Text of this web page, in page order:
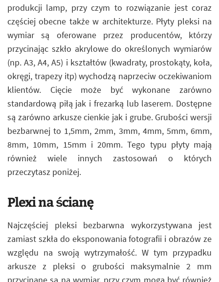
produkcji lamp, przy czym to rozwiązanie jest coraz
częściej obecne także w architekturze. Płyty pleksi na
wymiar są oferowane przez producentów, którzy
przycinając szkło akrylowe do określonych wymiarów
(np. A3, A4, A5) i kształtów (kwadraty, prostokąty, koła,
okręgi, trapezy itp) wychodzą naprzeciw oczekiwaniom
klientów. Cięcie może być wykonane zarówno
standardową piłą jak i frezarką lub laserem. Dostępne
są zarówno arkusze cienkie jak i grube. Grubości wersji
bezbarwnej to 1,5mm, 2mm, 3mm, 4mm, 5mm, 6mm,
8mm, 10mm, 15mm i 20mm. Tego typu płyty mają
również wiele innych zastosowań o których
przeczytasz poniżej.
Plexi na ścianę
Najczęściej pleksi bezbarwna wykorzystywana jest
zamiast szkła do eksponowania fotografii i obrazów ze
względu na swoją wytrzymałość. W tym przypadku
arkusze z pleksi o grubości maksymalnie 2 mm